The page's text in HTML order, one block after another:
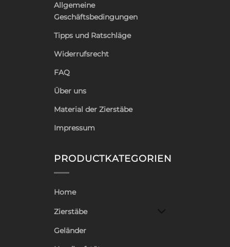
Allgemeine
Geschäftsbedingungen
Tipps und Ratschläge
Widerrufsrecht
FAQ
Über uns
Material der Zierstäbe
Impressum
PRODUCTKATEGORIEN
Home
Zierstäbe
Geländer